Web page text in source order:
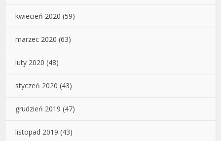
kwiecień 2020 (59)
marzec 2020 (63)
luty 2020 (48)
styczeń 2020 (43)
grudzień 2019 (47)
listopad 2019 (43)